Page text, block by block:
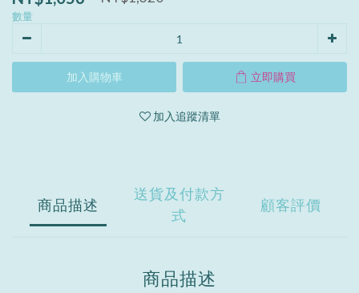
數量
加入購物車 立即購買
加入追蹤清單
商品描述
送貨及付款方
式
顧客評價
商品描述